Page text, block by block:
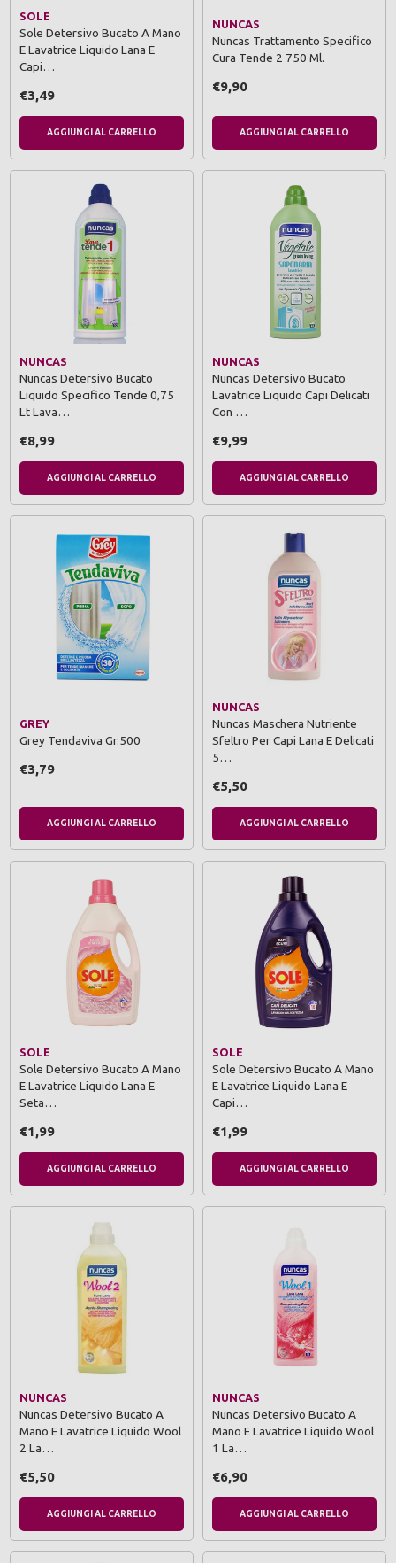
SOLE
Sole Detersivo Bucato A Mano
E Lavatrice Liquido Lana E
Capi…
€3,49
AGGIUNGI AL CARRELLO
NUNCAS
Nuncas Trattamento Specifico
Cura Tende 2 750 Ml.
€9,90
AGGIUNGI AL CARRELLO
NUNCAS
Nuncas Detersivo Bucato
Liquido Specifico Tende 0,75
Lt Lava…
€8,99
AGGIUNGI AL CARRELLO
NUNCAS
Nuncas Detersivo Bucato
Lavatrice Liquido Capi Delicati
Con …
€9,99
AGGIUNGI AL CARRELLO
GREY
Grey Tendaviva Gr.500
€3,79
AGGIUNGI AL CARRELLO
NUNCAS
Nuncas Maschera Nutriente
Sfeltro Per Capi Lana E Delicati
5…
€5,50
AGGIUNGI AL CARRELLO
SOLE
Sole Detersivo Bucato A Mano
E Lavatrice Liquido Lana E
Seta…
€1,99
AGGIUNGI AL CARRELLO
SOLE
Sole Detersivo Bucato A Mano
E Lavatrice Liquido Lana E
Capi…
€1,99
AGGIUNGI AL CARRELLO
NUNCAS
Nuncas Detersivo Bucato A
Mano E Lavatrice Liquido Wool
2 La…
€5,50
AGGIUNGI AL CARRELLO
NUNCAS
Nuncas Detersivo Bucato A
Mano E Lavatrice Liquido Wool
1 La…
€6,90
AGGIUNGI AL CARRELLO